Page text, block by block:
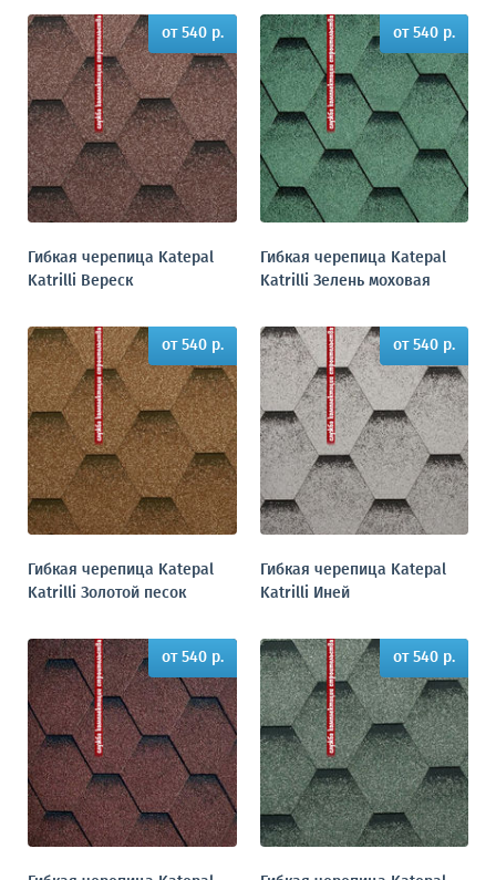
от 540 р.
Гибкая черепица Katepal
Katrilli Вереск
от 540 р.
Гибкая черепица Katepal
Katrilli Зелень моховая
от 540 р.
Гибкая черепица Katepal
Katrilli Золотой песок
от 540 р.
Гибкая черепица Katepal
Katrilli Иней
от 540 р. от 540 р.